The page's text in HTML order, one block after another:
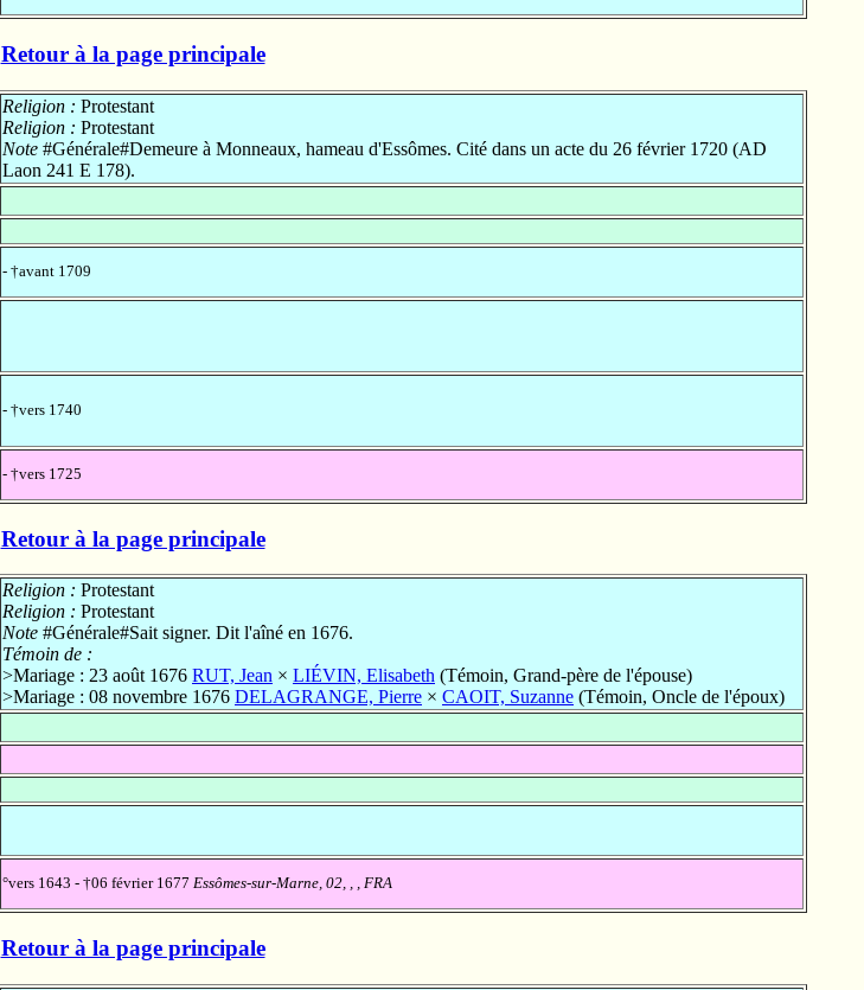
Retour à la page principale
Religion : Protestant
Religion : Protestant
Note #Générale#Demeure à Monneaux, hameau d'Essômes. Cité dans un acte du 26 février 1720 (AD
Laon 241 E 178).
- †avant 1709
- †vers 1740
- †vers 1725
Retour à la page principale
Religion : Protestant
Religion : Protestant
Note #Générale#Sait signer. Dit l'aîné en 1676.
Témoin de :
>Mariage : 23 août 1676 RUT, Jean × LIÉVIN, Elisabeth (Témoin, Grand-père de l'épouse)
>Mariage : 08 novembre 1676 DELAGRANGE, Pierre × CAOIT, Suzanne (Témoin, Oncle de l'époux)
°vers 1643 - †06 février 1677 Essômes-sur-Marne, 02, , , FRA
Retour à la page principale